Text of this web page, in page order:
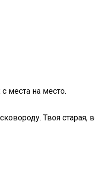
места на место.
Твоя старая,